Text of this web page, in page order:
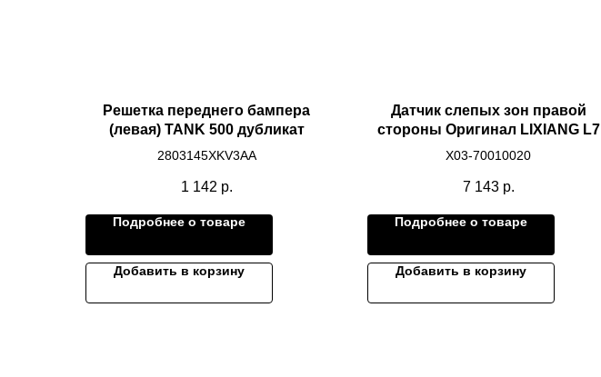
Решетка переднего бампера
(левая) TANK 500 дубликат
2803145XKV3AA
1 142 р.
Подробнее о товаре
Добавить в корзину
Датчик слепых зон правой
стороны Оригинал LIXIANG L7
X03-70010020
7 143 р.
Подробнее о товаре
Добавить в корзину